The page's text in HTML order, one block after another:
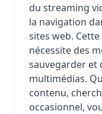
du streaming
la navigation
sites web.
nécessite des
sauvegarder et
multimédias.
contenu,
occasionnel,